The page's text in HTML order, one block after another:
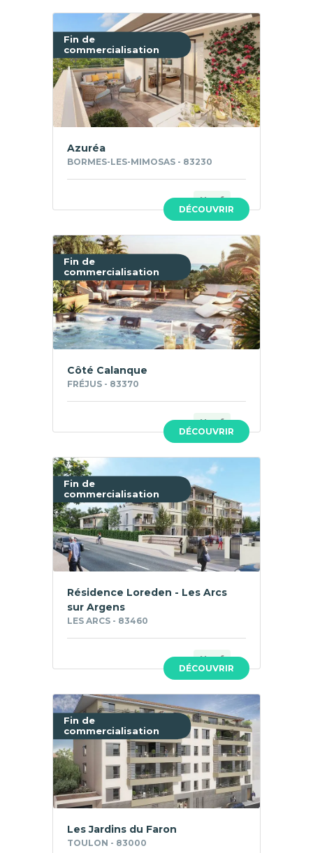
Fin de
commercialisation
DÉCOUVRIR
Azuréa
BORMES-LES-MIMOSAS - 83230
Neuf
Fin de
commercialisation
DÉCOUVRIR
Côté Calanque
FRÉJUS - 83370
Neuf
Fin de
commercialisation
DÉCOUVRIR
Résidence Loreden - Les Arcs
sur Argens
LES ARCS - 83460
Neuf
Fin de
commercialisation
Les Jardins du Faron
TOULON - 83000